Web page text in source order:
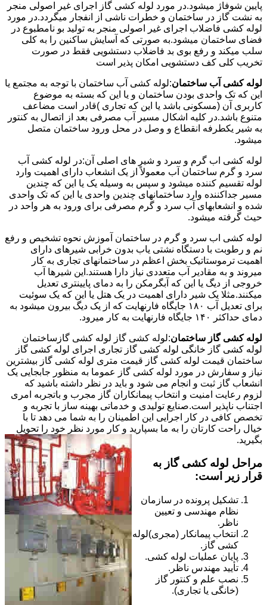
پایین شوفاژ میشود.در مورد لوله کشی گاز اجرای غیر اصولی منجر
به نشت گاز در ساختمان و خطرات ناشی از انفجار میگردد.در مورد
لوله کشی فاضلاب اجرای غیر اصولی منجر به تولید بو نامطبوع در
فضای ساختمان میشود.به صورتی که آسایش ساکنین را به کلی
سلب میکند و رفع بوی بد فاضلاب دستشویی فقط در صورت
تخریب کلی کف دستشویی امکان پذیر است
لوله کشی آب ساختمان:لوله کشی آب ساختمان با توجه به مجتمع یا
این که تک واحدی بودن ساختمان و یا این که بسته به موضوع
کاربری آن (مسکونی باشد یا این که تجاری )قادر است مضاعف
متنوع باشد.در کلیه اشکال مسیر آب مصرفی بعد از اتصال به کنتور
به شیر یکطرفه انقطاع و وصل در محل ورود ساختمان متصل
میشود.
لوله کشی اب گرم و سرد و شیر های اصلی آن:در لوله کشی آب
سرد و گرم ساختمان آب معمولاً از یک انشعاب دارای اهمیت وارد
لوله تقسیم کننده میشود و سپس به وسیله یک یا این که چندین
مسیر جداکننده وارد ساختمانهای چندین واحدی یا این که تک واحدی
شده و انشعابهای آب سرد و گرم مصرفی برای ورود به هر واحد در
حیث گرفته میشود.
لوله کشی اب سرد و گرم در ساختمان آموزش نحوه تشخیص و رفع
نم و رطوبت با دستگاه نشتی یاب بدون خرابی شیرهای دارای
اهمیت ترموستاتیک بخش اعظم در ساختمانهای تجاری به کار
میروند و به مقادیر آب متعددی نیاز دارا هستند.این شیرها آب
خروجی از دیگ یا این که آبگرمکن را به دمای پایینتری تعدیل
میکنند.مثلا یک شیر دارای اهمیت در یک هتل یا این که یک سوئیت
برای تعدیل آب ۱۸۰ جایگاه فارنهایت که از یک دیگ بیرون میشود به
دمای حداکثر ۱۴۰ جایگاه فارنهایت به کار میرود.
لوله کشی گاز ساختمان:لوله کشی گاز لوله کشی گازساختمان
لوله کشی گاز خانگی لوله کشی گاز تجاری اجرای لوله کشی گاز
ساختمان قیمت لوله کشی گاز قیمت متری لوله کشی گاز بیشترین
نیاز و سفارش در مورد لوله کشی گاز عموما به منظور جابجایی یک
انشعاب گاز ثبت و انجام می شود و باید در نظر داشته باشید که
لزوم رعایت امنیت و انتخاب پیمانکاران گاز مجرب و باتجربه امری
اجتناب ناپذیر است.صنایع تولیدی و خدماتی بهینه ساز با تجربه و
تخصص کافی در کار اجرایی این اطمینان را به شما می دهد تا با
خیال راحت کارتان را به ما بسپارید و کار مورد نظر خود را تحویل
بگیرید.
مراحل لوله کشی گاز به
قرار زیر است:
تشکیل پرونده در سازمان
نظام مهندسی و تعیین
ناظر.
انتخاب پیمانکار (مجری)لوله
کشی گاز.
پایان عملیات لوله کشی.
تأیید مهندس ناظر.
نصب علم و کنتور گاز
(خانگی یا تجاری).